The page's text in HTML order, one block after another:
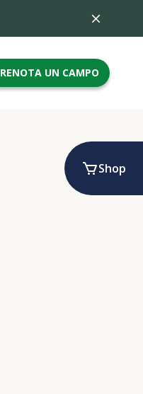
Shop
UN CAMPO